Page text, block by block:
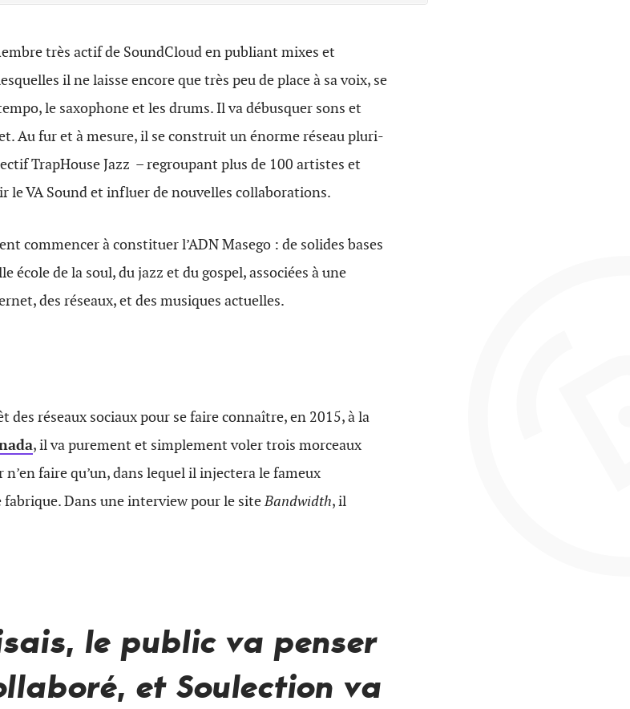
très actif de SoundCloud en publiant mixes et
il ne laisse encore que très peu de place à sa voix, se
le saxophone et les drums. Il va débusquer sons et
Au fur et à mesure, il se construit un énorme réseau pluri-
TrapHouse Jazz – regroupant plus de 100 artistes et
le VA Sound et influer de nouvelles collaborations.
commencer à constituer l’ADN Masego : de solides bases
école de la soul, du jazz et du gospel, associées à une
des réseaux, et des musiques actuelles.
réseaux sociaux pour se faire connaître, en 2015, à la
, il va purement et simplement voler trois morceaux
n’en faire qu’un, dans lequel il injectera le fameux
fabrique. Dans une interview pour le siteBandwidth, il
le public va penser
et Soulection va